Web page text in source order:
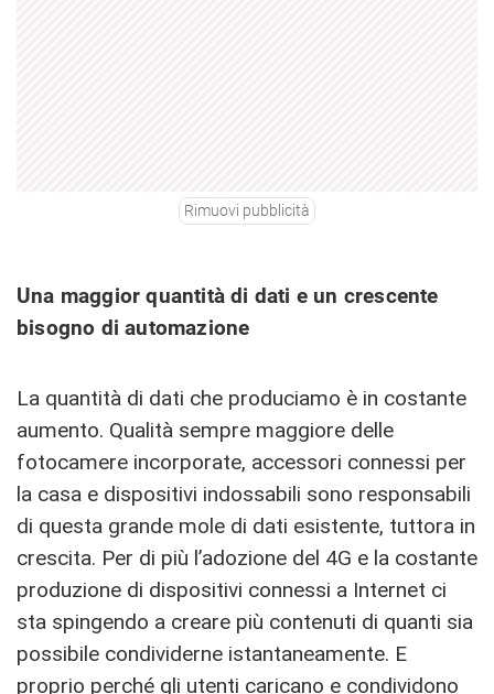
Rimuovi pubblicità
Una maggior quantità di dati e un crescente
bisogno di automazione
La quantità di dati che produciamo è in costante
aumento. Qualità sempre maggiore delle
fotocamere incorporate, accessori connessi per
la casa e dispositivi indossabili sono responsabili
di questa grande mole di dati esistente, tuttora in
crescita. Per di più l’adozione del 4G e la costante
produzione di dispositivi connessi a Internet ci
sta spingendo a creare più contenuti di quanti sia
possibile condividerne istantaneamente. E
proprio perché gli utenti caricano e condividono